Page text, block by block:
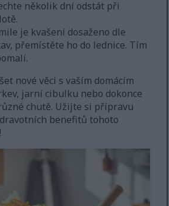
několik dní odstát při
je kvašení dosaženo dle
přemístěte ho do lednice. Tím
nové věci s vaším domácím
jarní cibulku nebo dokonce
chutě. Užijte si přípravu
benefitů tohoto